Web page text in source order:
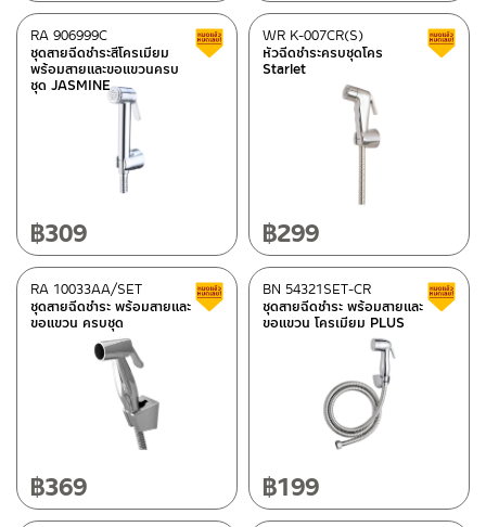
ชุดสายฉีดชำระสีโครเมียม
พร้อมสายและขอแขวนครบ
ชุด JASMINE
RA 906999C สินค้าลดราคา เคลียร์สต็อก
฿309
หัวฉีดชำระครบชุดโคร
Starlet
WR K-007CR(S)
฿299
ชุดสายฉีดชำระ พร้อมสายและ
ขอแขวน ครบชุด
RA 10033AA/SET สินค้าลดราคา เคลียร์สต็อก
฿369
ชุดสายฉีดชำระ พร้อมสายและ
ขอแขวน โครเมียม PLUS
BN 54321SET-CR
฿199